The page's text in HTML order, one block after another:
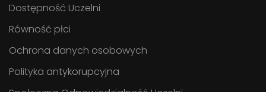
Dostępność Uczelni
Równość płci
Ochrona danych osobowych
Polityka antykorupcyjna